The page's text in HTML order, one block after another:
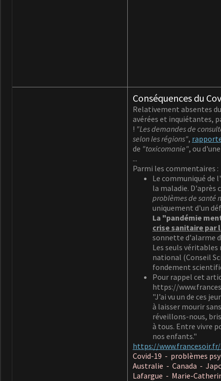
Conséquences du
Relativement absentes
avérées et inquiétantes,
! "Les demandes de
selon les régions",
de "toxicomanie", ou
...
Parmi les commentaires :
Le communiqué de
la maladie.
problèmes de santé
uniquement d'un
La "pandémie
crise sanitaire par
sonnette d'alarme
Les seuls
national (Conseil
fondement
Pour rappel cet
https://
"J’ai vu un de ces
à laisser mourir
réveillons-nous,
à tous. Entre vivre
nos enfants."
https://
Covid-19 - problèmes
Australie - Canada -
Lafargue - Marie-